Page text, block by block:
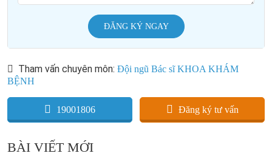
ĐĂNG KÝ NGAY
Tham vấn chuyên môn: Đội ngũ Bác sĩ KHOA KHÁM
BỆNH
19001806 Đăng ký tư vấn
BÀI VIẾT MỚI